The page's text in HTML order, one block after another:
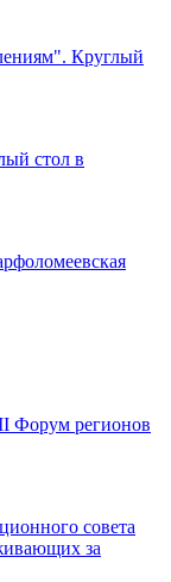
Круглый
стол в
Форум регионов
совета
за